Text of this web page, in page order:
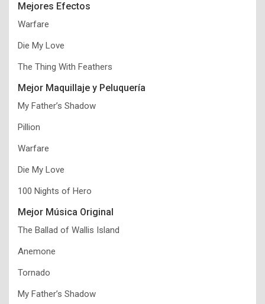
Mejores Efectos
Warfare
Die My Love
The Thing With Feathers
Mejor Maquillaje y Peluquería
My Father’s Shadow
Pillion
Warfare
Die My Love
100 Nights of Hero
Mejor Música Original
The Ballad of Wallis Island
Anemone
Tornado
My Father’s Shadow